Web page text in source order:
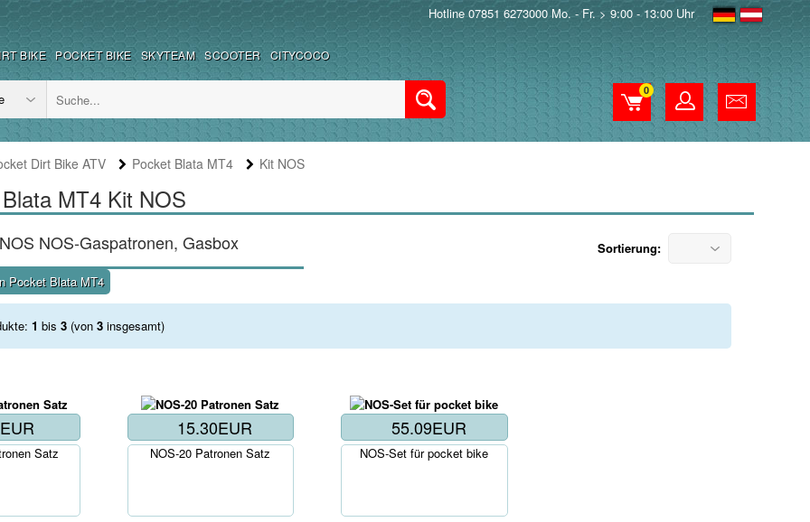
Hotline 07851 6273000 Mo. - Fr. > 9:00 - 13:00 Uhr
BIKE POCKET BIKE SKYTEAM SCOOTER CITYCOCO
0
Dirt Bike ATV Pocket Blata MT4 Kit NOS
MT4 Kit NOS
NOS-Gaspatronen, Gasbox
Pocket Blata MT4
Sortierung:
1 bis 3 (von 3 insgesamt)
Satz
15.30EUR
NOS-20 Patronen Satz
55.09EUR
NOS-Set für pocket bike